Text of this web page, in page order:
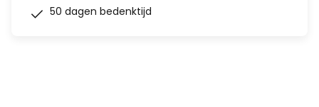
50 dagen bedenktijd